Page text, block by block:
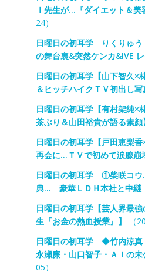
Ｉ先生が…『ダイエット＆美
24）
日曜日の初耳学 りくりゅう
の舞台裏&突然ケンカ&IVE
日曜日の初耳学【山下智久
＆ヒッチハイクＴＶ初出し写
日曜日の初耳学【有村架純
茶ぶり＆山田裕貴が語る素顔
日曜日の初耳学【戸田恵梨
再会に…ＴＶで初めて涙腺崩
日曜日の初耳学 ①柴咲コ
典… 豪華ＬＤＨ本社と中継
日曜日の初耳学【芸人界最
生『お金の熱血授業』】
（
日曜日の初耳学 ◆竹内涼真
永瀬廉・山口智子・ＡＩの未
05）